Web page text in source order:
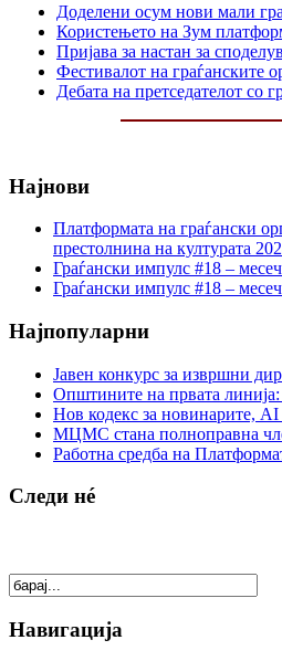
Доделени осум нови мали
Користењето на Зум
Пријава за настан за
Фестивалот на граѓанските
Дебата на претседателот со
Најнови
Платформата на граѓански
престолнина на културата
Граѓански импулс #18 –
Граѓански импулс #18 –
Најпопуларни
Јавен конкурс за извршни
Општините на првата линија:
Нов кодекс за новинарите,
МЦМС стана полноправна
Работна средба на
Следи нé
Навигација